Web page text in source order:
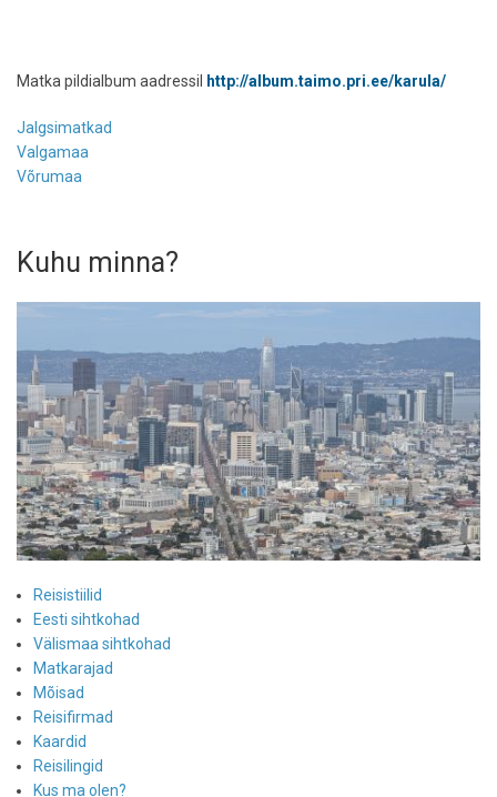
Matka pildialbum aadressil http://album.taimo.pri.ee/karula/
Jalgsimatkad
Valgamaa
Võrumaa
Kuhu minna?
Reisistiilid
Eesti sihtkohad
Välismaa sihtkohad
Matkarajad
Mõisad
Reisifirmad
Kaardid
Reisilingid
Kus ma olen?